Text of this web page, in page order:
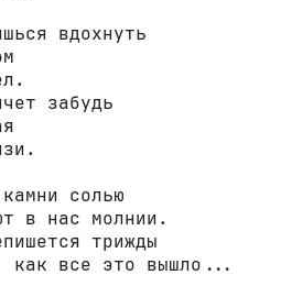
вдохнуть
забудь
солью
в нас молнии.
трижды
как все это вышло...